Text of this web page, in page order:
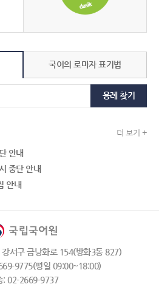
국어의 로마자 표기법
용례 찾기
더 보기 +
안내
중단 안내
안내
서구 금낭화로 154(방화3동 827)
9775(평일 09:00~18:00)
: 02-2669-9737